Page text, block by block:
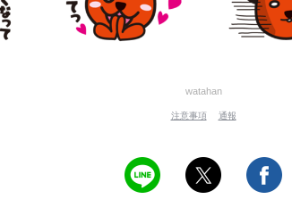
watahan
注意事項 通報